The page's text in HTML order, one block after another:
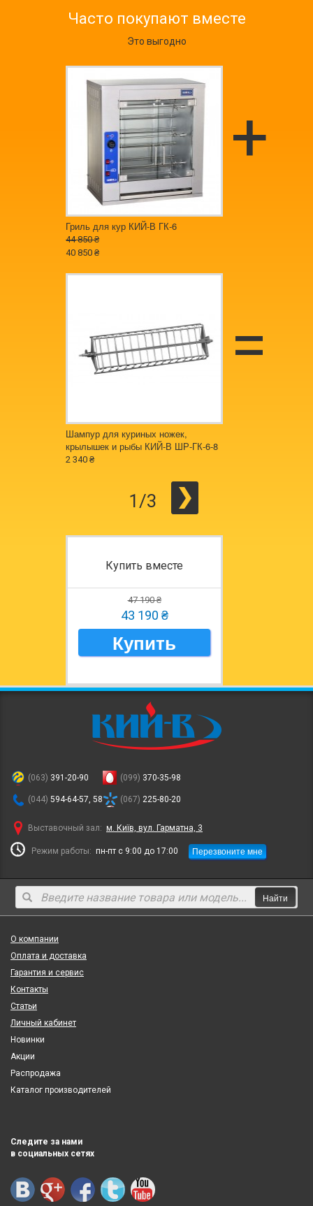
Часто покупают вместе
Это выгодно
Гриль для кур КИЙ-В ГК-6
44 850 ₴
40 850 ₴
Шампур для куриных ножек,
крылышек и рыбы КИЙ-В ШР-ГК-6-8
2 340 ₴
1/3
Купить вместе
47 190 ₴
43 190 ₴
Купить
(063) 391-20-90
(044) 594-64-57, 58
(099) 370-35-98
(067) 225-80-20
Выставочный зал: м. Київ, вул. Гарматна, 3
Режим работы: пн-пт с 9:00 до 17:00 Перезвоните мне
Найти
О компании
Оплата и доставка
Гарантия и сервис
Контакты
Статьи
Личный кабинет
Новинки
Акции
Распродажа
Каталог производителей
Следите за нами
в социальных сетях